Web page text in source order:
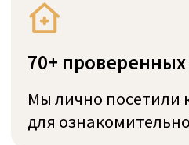
Годы опыта
Оказываем консьерж-услуги в